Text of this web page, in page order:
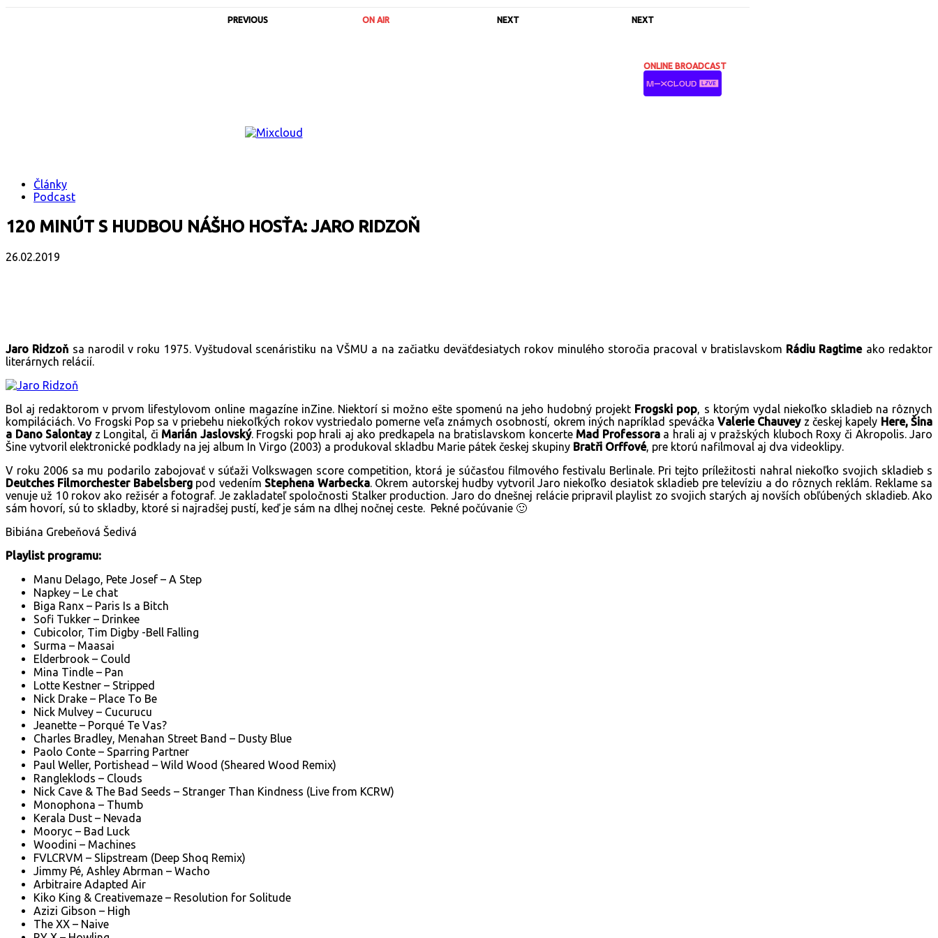
PREVIOUS ON AIR NEXT NEXT
ONLINE BROADCAST
Články
Podcast
120 MINÚT S HUDBOU NÁŠHO HOSŤA: JARO RIDZOŇ
26.02.2019
Jaro Ridzoň sa narodil v roku 1975. Vyštudoval scenáristiku na VŠMU a na začiatku deväťdesiatych rokov minulého storočia pracoval v bratislavskom Rádiu Ragtimeako redaktor
literárnych relácií.
Bol aj redaktorom v prvom lifestylovom online magazíne inZine. Niektorí si možno ešte spomenú na jeho hudobný projekt Frogski pop, s ktorým vydal niekoľko skladieb na rôznych
kompiláciách. Vo Frogski Pop sa v priebehu niekoľkých rokov vystriedalo pomerne veľa známych osobností, okrem iných napríklad speváčka Valerie Chauveyz českej kapely Here, Šina
a Dano Salontayz Longital, či Marián Jaslovský. Frogski pop hrali aj ako predkapela na bratislavskom koncerte Mad Professoraa hrali aj v pražských kluboch Roxy či Akropolis. Jaro
Šine vytvoril elektronické podklady na jej album In Virgo (2003) a produkoval skladbu Marie pátek českej skupiny Bratři Orffové, pre ktorú nafilmoval aj dva videoklipy.
V roku 2006 sa mu podarilo zabojovať v súťaži Volkswagen score competition, ktorá je súčasťou filmového festivalu Berlinale. Pri tejto príležitosti nahral niekoľko svojich skladieb s
Deutches Filmorchester Babelsbergpod vedenímStephena Warbecka. Okrem autorskej hudby vytvoril Jaro niekoľko desiatok skladieb pre televíziu a do rôznych reklám. Reklame sa
venuje už 10 rokov ako režisér a fotograf. Je zakladateľ spoločnosti Stalker production. Jaro do dnešnej relácie pripravil playlist zo svojich starých aj novších obľúbených skladieb. Ako
sám hovorí, sú to skladby, ktoré si najradšej pustí, keď je sám na dlhej nočnej ceste. Pekné počúvanie 🙂
Bibiána Grebeňová Šedivá
Playlist programu:
Manu Delago, Pete Josef – A Step
Napkey – Le chat
Biga Ranx – Paris Is a Bitch
Sofi Tukker – Drinkee
Cubicolor, Tim Digby -Bell Falling
Surma – Maasai
Elderbrook – Could
Mina Tindle – Pan
Lotte Kestner – Stripped
Nick Drake – Place To Be
Nick Mulvey – Cucurucu
Jeanette – Porqué Te Vas?
Charles Bradley, Menahan Street Band – Dusty Blue
Paolo Conte – Sparring Partner
Paul Weller, Portishead – Wild Wood (Sheared Wood Remix)
Rangleklods – Clouds
Nick Cave & The Bad Seeds – Stranger Than Kindness (Live from KCRW)
Monophona – Thumb
Kerala Dust – Nevada
Mooryc – Bad Luck
Woodini – Machines
FVLCRVM – Slipstream (Deep Shoq Remix)
Jimmy Pé, Ashley Abrman – Wacho
Arbitraire Adapted Air
Kiko King & Creativemaze – Resolution for Solitude
Azizi Gibson – High
The XX – Naive